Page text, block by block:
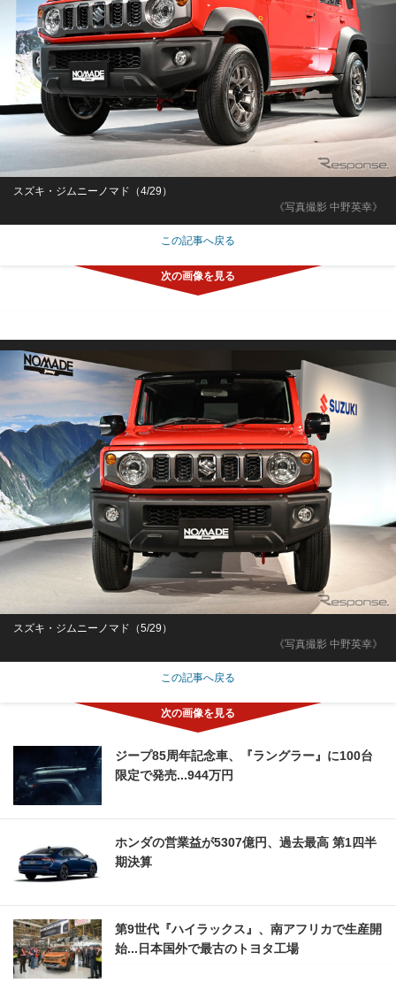
《写真撮影 中野英幸》
スズキ・ジムニーノマド（4/29）
この記事へ戻る
《写真撮影 中野英幸》
スズキ・ジムニーノマド（5/29）
この記事へ戻る
ジープ85周年記念車、『ラングラー』に100台
限定で発売...944万円
ホンダの営業益が5307億円、過去最高 第1四半
期決算
第9世代『ハイラックス』、南アフリカで生産開
始...日本国外で最古のトヨタ工場